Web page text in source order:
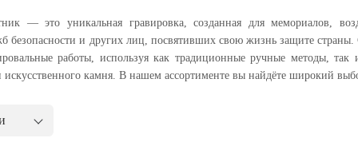
— это уникальная гравировка, созданная для мемориалов,
безопасности и других лиц, посвятивших свою жизнь защите
работы, используя как традиционные ручные методы,
искусственного камня. В нашем ассортименте вы найдёте широкий